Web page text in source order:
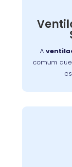
A
comum
obstruir
, em
para